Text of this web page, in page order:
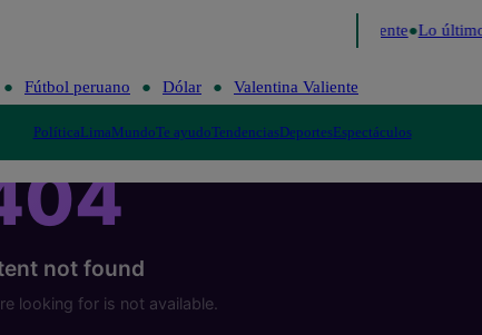
Valentina Valiente Lo último
Fútbol peruano Dólar Valentina Valiente
PolíticaLimaMundoTe ayudoTendenciasDeportesEspectáculos